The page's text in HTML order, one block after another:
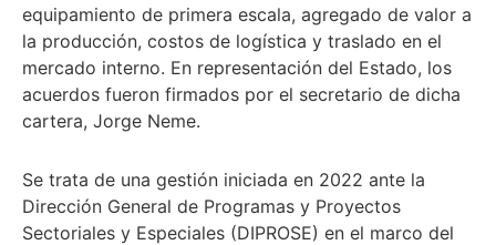
equipamiento de primera escala, agregado de valor a
la producción, costos de logística y traslado en el
mercado interno. En representación del Estado, los
acuerdos fueron firmados por el secretario de dicha
cartera, Jorge Neme.
Se trata de una gestión iniciada en 2022 ante la
Dirección General de Programas y Proyectos
Sectoriales y Especiales (DIPROSE) en el marco del